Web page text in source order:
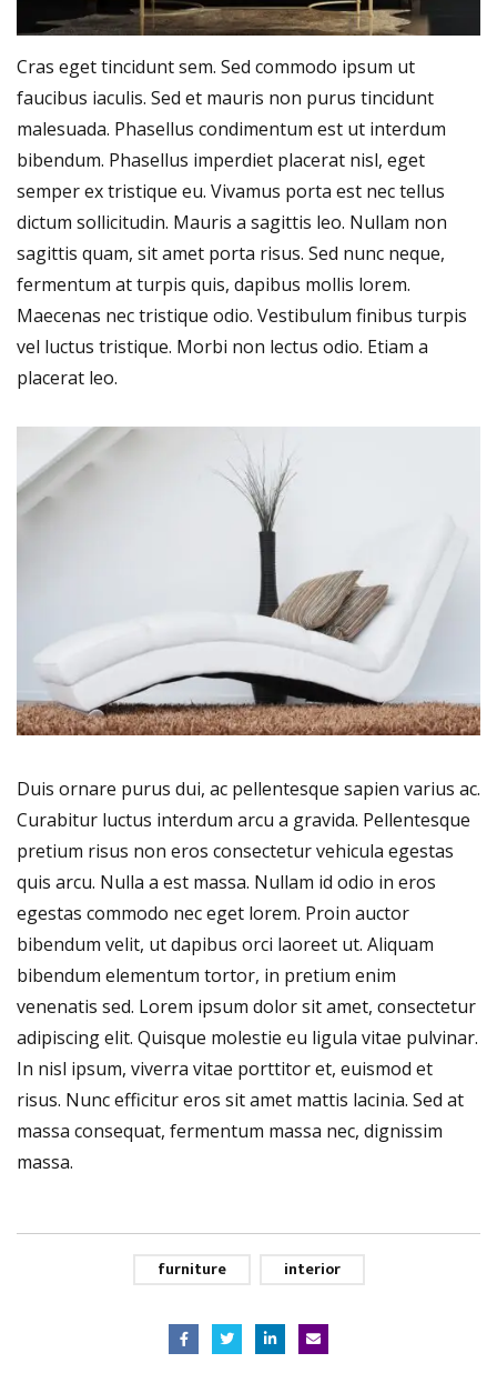
Cras eget tincidunt sem. Sed commodo ipsum ut
faucibus iaculis. Sed et mauris non purus tincidunt
malesuada. Phasellus condimentum est ut interdum
bibendum. Phasellus imperdiet placerat nisl, eget
semper ex tristique eu. Vivamus porta est nec tellus
dictum sollicitudin. Mauris a sagittis leo. Nullam non
sagittis quam, sit amet porta risus. Sed nunc neque,
fermentum at turpis quis, dapibus mollis lorem.
Maecenas nec tristique odio. Vestibulum finibus turpis
vel luctus tristique. Morbi non lectus odio. Etiam a
placerat leo.
Duis ornare purus dui, ac pellentesque sapien varius ac.
Curabitur luctus interdum arcu a gravida. Pellentesque
pretium risus non eros consectetur vehicula egestas
quis arcu. Nulla a est massa. Nullam id odio in eros
egestas commodo nec eget lorem. Proin auctor
bibendum velit, ut dapibus orci laoreet ut. Aliquam
bibendum elementum tortor, in pretium enim
venenatis sed. Lorem ipsum dolor sit amet, consectetur
adipiscing elit. Quisque molestie eu ligula vitae pulvinar.
In nisl ipsum, viverra vitae porttitor et, euismod et
risus. Nunc efficitur eros sit amet mattis lacinia. Sed at
massa consequat, fermentum massa nec, dignissim
massa.
furniture interior